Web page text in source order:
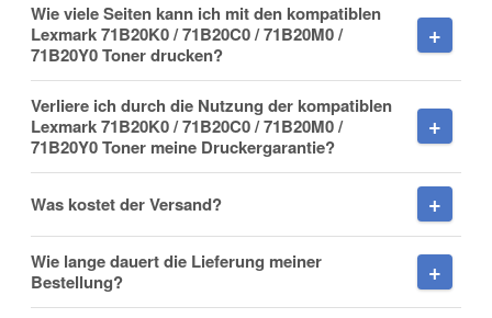
Fax
Frage zum Artikel
Ihre Frage
Wie viele Seiten kann ich mit den kompatiblen
Lexmark 71B20K0 / 71B20C0 / 71B20M0 /
71B20Y0 Toner drucken?
Verliere ich durch die Nutzung der kompatiblen
Lexmark 71B20K0 / 71B20C0 / 71B20M0 /
71B20Y0 Toner meine Druckergarantie?
Was kostet der Versand?
Wie lange dauert die Lieferung meiner
Bestellung?